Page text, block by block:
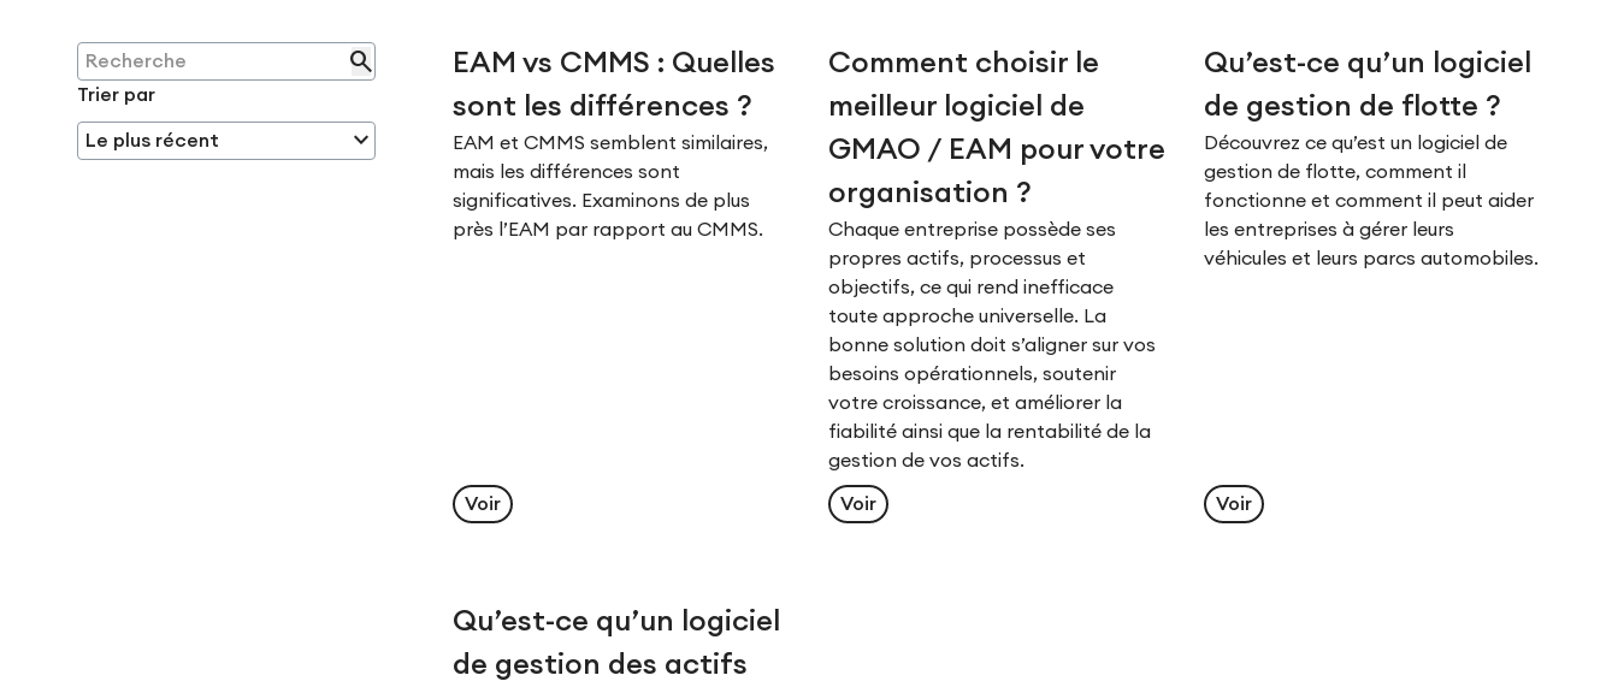
search
Trier par
expand_more
EAM vs CMMS : Quelles
sont les différences ?
EAM et CMMS semblent similaires,
mais les différences sont
significatives. Examinons de plus
près l’EAM par rapport au CMMS.
Voir
Comment choisir le
meilleur logiciel de
GMAO / EAM pour votre
organisation ?
Chaque entreprise possède ses
propres actifs, processus et
objectifs, ce qui rend inefficace
toute approche universelle. La
bonne solution doit s’aligner sur vos
besoins opérationnels, soutenir
votre croissance, et améliorer la
fiabilité ainsi que la rentabilité de la
gestion de vos actifs.
Voir
Qu’est-ce qu’un logiciel
de gestion de flotte ?
Découvrez ce qu’est un logiciel de
gestion de flotte, comment il
fonctionne et comment il peut aider
les entreprises à gérer leurs
véhicules et leurs parcs automobiles.
Voir
Qu’est-ce qu’un logiciel
de gestion des actifs